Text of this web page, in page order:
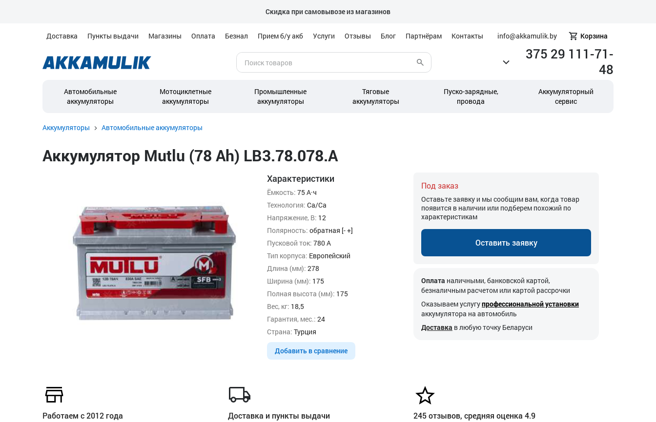
Скидка при самовывозе из магазинов
Доставка Пункты выдачи Магазины Оплата Безнал Прием б/у акб Услуги Отзывы Блог Партнёрам Контакты info@akkamulik.by Корзина
375 29 111-71-
48
Автомобильные
аккумуляторы
Мотоциклетные
аккумуляторы
Промышленные
аккумуляторы
Тяговые
аккумуляторы
Пуско-зарядные,
провода
Аккумуляторный
сервис
Аккумуляторы Автомобильные аккумуляторы
Аккумулятор Mutlu (78 Ah) LB3.78.078.A
Характеристики
Ёмкость: 75 А·ч
Технология: Ca/Ca
Напряжение, В: 12
Полярность: обратная [- +]
Пусковой ток: 780 А
Тип корпуса: Европейский
Длина (мм): 278
Ширина (мм): 175
Полная высота (мм): 175
Вес, кг: 18,5
Гарантия, мес.: 24
Страна: Турция
Добавить в сравнение
Под заказ
Оставьте заявку и мы сообщим вам, когда товар
появится в наличии или подберем похожий по
характеристикам
Оставить заявку
Оплата наличными, банковской картой,
безналичным расчетом или картой рассрочки
Оказываем услугупрофессиональной установки
аккумулятора на автомобиль
Доставка в любую точку Беларуси
Работаем с 2012 года Доставка и пункты выдачи 245 отзывов, средняя оценка 4.9